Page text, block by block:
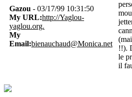
Gazou - 03/17/99 10:31:50
My URL:http://Yaglou-
yaglou.org.
My
Email:bienauchaud@Monica.net
!!).
le
il